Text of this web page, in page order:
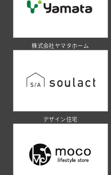
株式会社ヤマタホーム
デザイン住宅